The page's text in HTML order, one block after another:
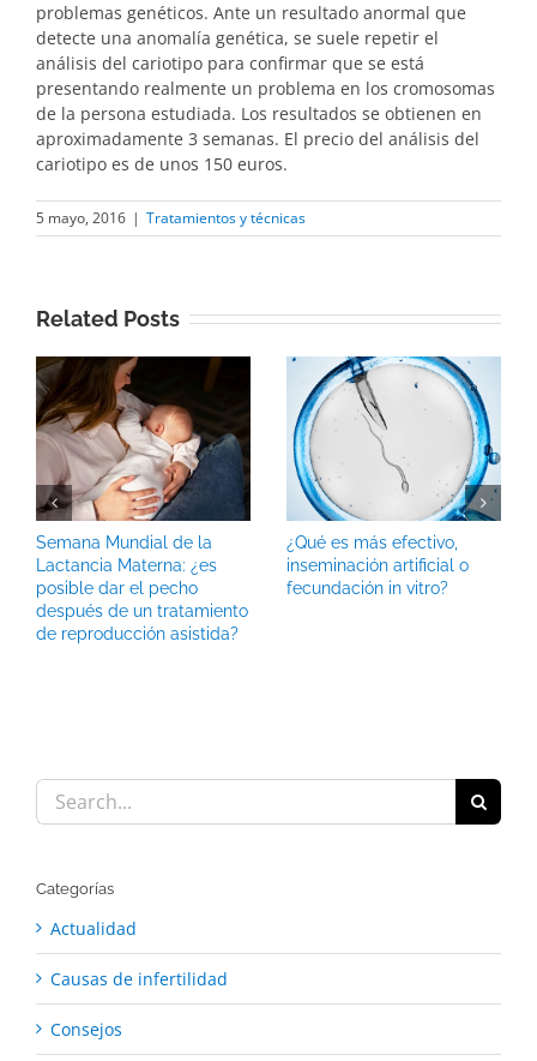
problemas genéticos. Ante un resultado anormal que
detecte una anomalía genética, se suele repetir el
análisis del cariotipo para confirmar que se está
presentando realmente un problema en los cromosomas
de la persona estudiada. Los resultados se obtienen en
aproximadamente 3 semanas. El precio del análisis del
cariotipo es de unos 150 euros.
5 mayo, 2016 | Tratamientos y técnicas
Related Posts
Semana Mundial de la
Lactancia Materna: ¿es
posible dar el pecho
después de un tratamiento
de reproducción asistida?
¿Qué es más efectivo,
inseminación artificial o
fecundación in vitro?
Search
for:
Categorías
Actualidad
Causas de infertilidad
Consejos